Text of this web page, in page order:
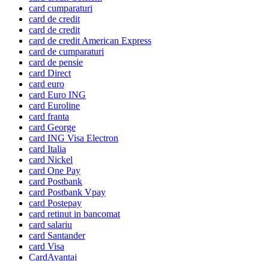
card cumparaturi
card de credit
card de credit
card de credit American Express
card de cumparaturi
card de pensie
card Direct
card euro
card Euro ING
card Euroline
card franta
card George
card ING Visa Electron
card Italia
card Nickel
card One Pay
card Postbank
card Postbank Vpay
card Postepay
card retinut in bancomat
card salariu
card Santander
card Visa
CardAvantaj